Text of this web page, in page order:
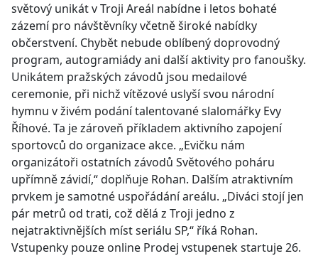
světový unikát v Troji Areál nabídne i letos bohaté
zázemí pro návštěvníky včetně široké nabídky
občerstvení. Chybět nebude oblíbený doprovodný
program, autogramiády ani další aktivity pro fanoušky.
Unikátem pražských závodů jsou medailové
ceremonie, při nichž vítězové uslyší svou národní
hymnu v živém podání talentované slalomářky Evy
Říhové. Ta je zároveň příkladem aktivního zapojení
sportovců do organizace akce. „Evičku nám
organizátoři ostatních závodů Světového poháru
upřímně závidí,“ doplňuje Rohan. Dalším atraktivním
prvkem je samotné uspořádání areálu. „Diváci stojí jen
pár metrů od trati, což dělá z Troji jedno z
nejatraktivnějších míst seriálu SP,“ říká Rohan.
Vstupenky pouze online Prodej vstupenek startuje 26.